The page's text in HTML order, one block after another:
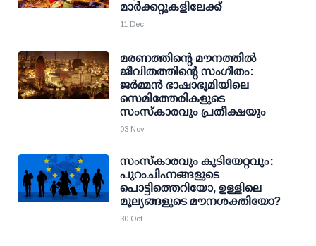
മാർക്കറ്റുകളിലേക്ക്
11 Dec
മരണത്തിന്റെ മൗനത്തിൽ
ജീവിതത്തിന്റെ സംഗീതം:
ജർമ്മൻ ഭാഷാഭൂമിയിലെ
സെമിത്തേരികളുടെ
സംസ്കാരവും പ്രതീക്ഷയും
03 Nov
സംസ്കാരവും കുടിയേറ്റവും:
പുറംചിഹ്നങ്ങളുടെ
പൊട്ടിത്തെറിയോ, ഉള്ളിലെ
മൂല്യങ്ങളുടെ മൗനശക്തിയോ?
30 Oct